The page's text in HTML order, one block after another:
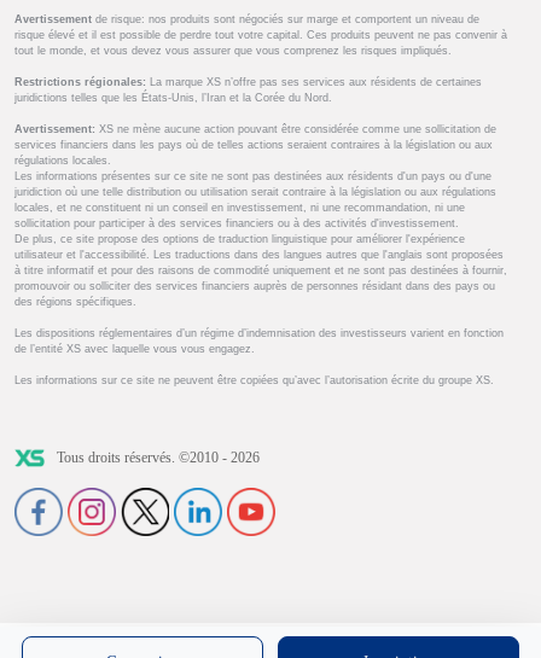
Avertissement de risque: nos produits sont négociés sur marge et comportent un niveau de
risque élevé et il est possible de perdre tout votre capital. Ces produits peuvent ne pas convenir à
tout le monde, et vous devez vous assurer que vous comprenez les risques impliqués.
Restrictions régionales: La marque XS n’offre pas ses services aux résidents de certaines
juridictions telles que les États-Unis, l’Iran et la Corée du Nord.
Avertissement: XS ne mène aucune action pouvant être considérée comme une sollicitation de
services financiers dans les pays où de telles actions seraient contraires à la législation ou aux
régulations locales.
Les informations présentes sur ce site ne sont pas destinées aux résidents d'un pays ou d'une
juridiction où une telle distribution ou utilisation serait contraire à la législation ou aux régulations
locales, et ne constituent ni un conseil en investissement, ni une recommandation, ni une
sollicitation pour participer à des services financiers ou à des activités d'investissement.
De plus, ce site propose des options de traduction linguistique pour améliorer l'expérience
utilisateur et l'accessibilité. Les traductions dans des langues autres que l'anglais sont proposées
à titre informatif et pour des raisons de commodité uniquement et ne sont pas destinées à fournir,
promouvoir ou solliciter des services financiers auprès de personnes résidant dans des pays ou
des régions spécifiques.
Les dispositions réglementaires d’un régime d’indemnisation des investisseurs varient en fonction
de l’entité XS avec laquelle vous vous engagez.
Les informations sur ce site ne peuvent être copiées qu’avec l’autorisation écrite du groupe XS.
Tous droits réservés. ©2010 - 2026